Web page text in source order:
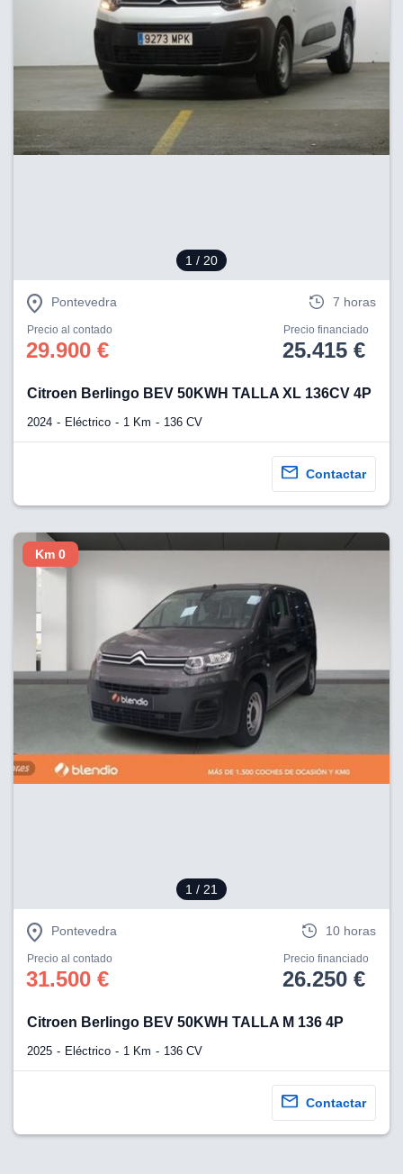
1 / 20
Pontevedra 7 horas
Precio al contado
29.900 €
Precio financiado
25.415 €
Citroen Berlingo BEV 50KWH TALLA XL 136CV 4P
2024 Eléctrico 1 Km 136 CV
Contactar
1 / 21
Km 0
Pontevedra 10 horas
Precio al contado
31.500 €
Precio financiado
26.250 €
Citroen Berlingo BEV 50KWH TALLA M 136 4P
2025 Eléctrico 1 Km 136 CV
Contactar